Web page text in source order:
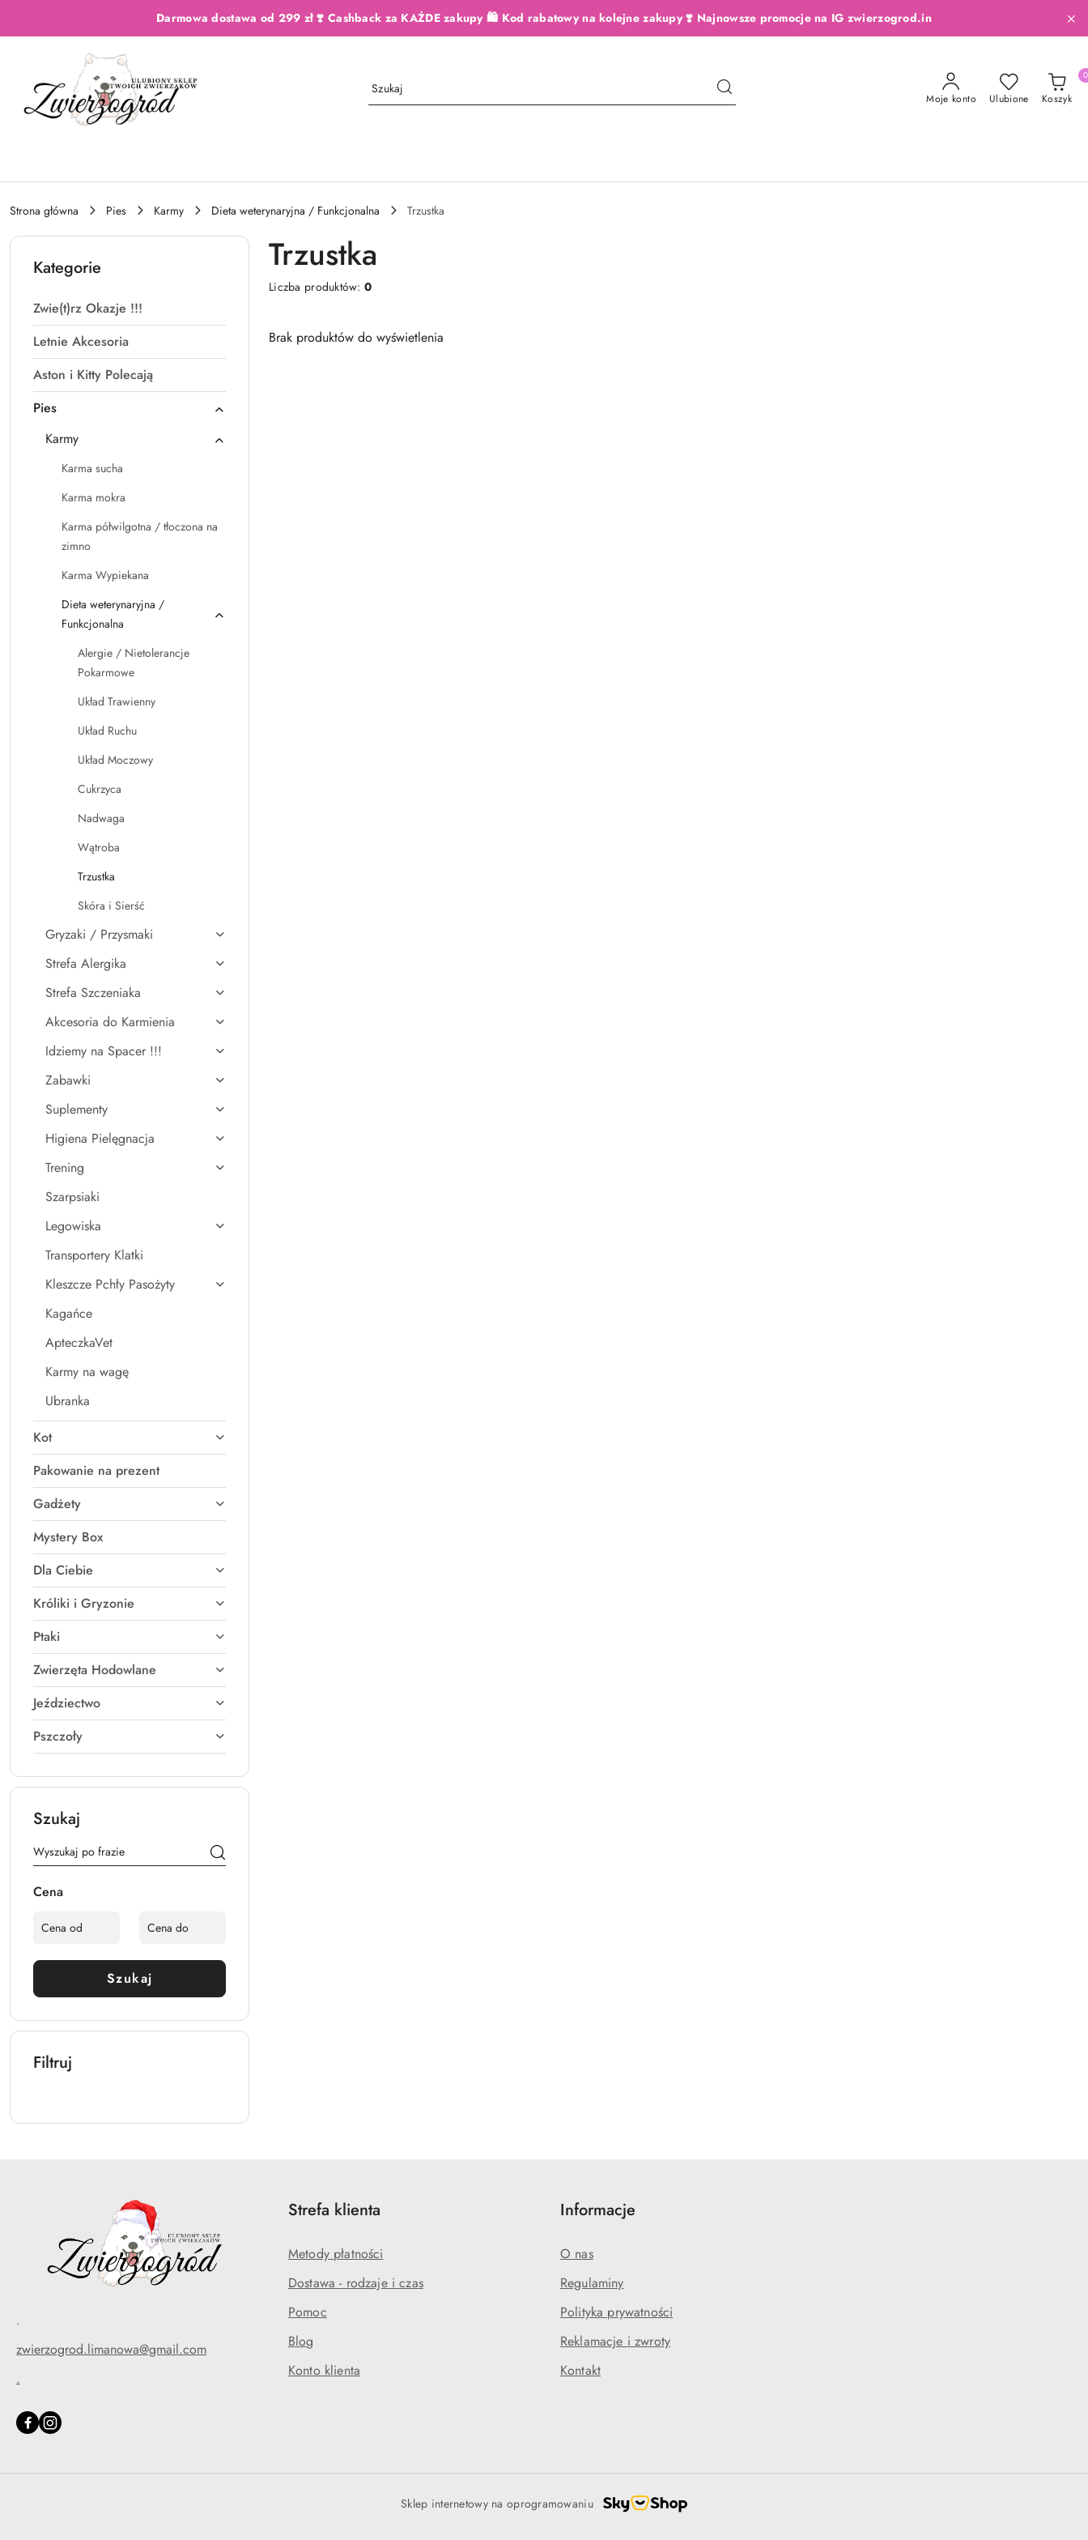
Przejdź do treści głównej
Przejdź do wyszukiwarki
Przejdź do moje konto
Przejdź do menu głównegoDarmowa dostawa od 299 zł ❣️ Cashback za KAŻDE zakupy 🛍️ Kod rabatowy na kolejne zakupy ❣️ Najnowsze promocje na IG zwierzogrod.in
Moje konto Ulubione Koszyk
0
Strona główna Pies Karmy Dieta weterynaryjna / Funkcjonalna Trzustka
Kategorie
Zwie(t)rz Okazje !!!
Letnie Akcesoria
Aston i Kitty Polecają
Pies
Karmy
Karma sucha
Karma mokra
Karma półwilgotna / tłoczona na
zimno
Karma Wypiekana
Dieta weterynaryjna /
Funkcjonalna
Alergie / Nietolerancje
Pokarmowe
Układ Trawienny
Układ Ruchu
Układ Moczowy
Cukrzyca
Nadwaga
Wątroba
Trzustka
Skóra i Sierść
Gryzaki / Przysmaki
Strefa Alergika
Strefa Szczeniaka
Akcesoria do Karmienia
Idziemy na Spacer !!!
Zabawki
Suplementy
Higiena Pielęgnacja
Trening
Szarpsiaki
Legowiska
Transportery Klatki
Kleszcze Pchły Pasożyty
Kagańce
ApteczkaVet
Karmy na wagę
Ubranka
Kot
Pakowanie na prezent
Gadżety
Mystery Box
Dla Ciebie
Króliki i Gryzonie
Ptaki
Zwierzęta Hodowlane
Jeździectwo
Pszczoły
Szukaj
Cena
Szukaj
Filtruj
Trzustka
Liczba produktów:0
Brak produktów do wyświetlenia
.
zwierzogrod.limanowa@gmail.com
.
Strefa klienta
Metody płatności
Dostawa - rodzaje i czas
Pomoc
Blog
Konto klienta
Informacje
O nas
Regulaminy
Polityka prywatności
Reklamacje i zwroty
Kontakt
Sklep internetowy na oprogramowaniu